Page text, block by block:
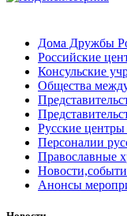
Дома Дружбы
Российские
Консульские
Общества
Русские
Персоналии
Православные
Анонсы